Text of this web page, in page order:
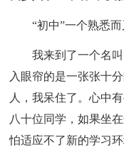
“初中”一个熟悉
我来到了一个名
入眼帘的是一张张十
人，我呆住了。心中
八十位同学，如果坐
怕适应不了新的学习